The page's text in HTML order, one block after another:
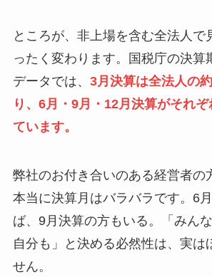
ところが、非上場を含む全法人で
ったく変わります。国税庁の決算
データでは、 3月決算は全法人の
り、6月・9月・12月決算がそれ
ています。
弊社のお付き合いのある経営者の
本当に決算月はバラバラです。6
ば、9月決算の方もいる。「みん
自分も」と決める必然性は、実は
せん。